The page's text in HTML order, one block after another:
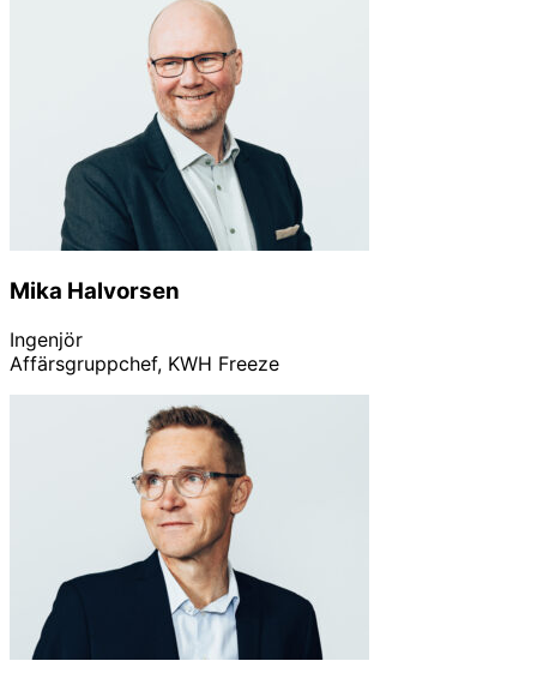
Mika Halvorsen
Ingenjör
Affärsgruppchef, KWH Freeze